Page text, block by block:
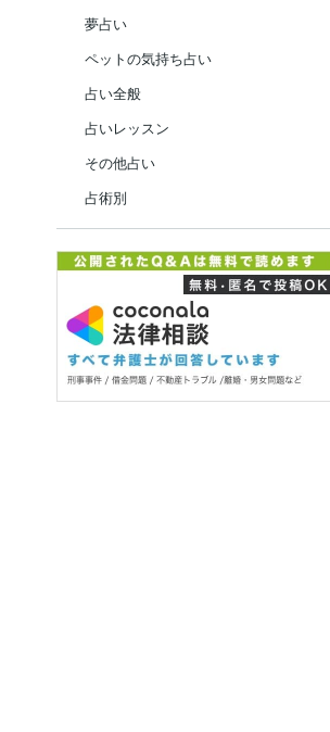
夢占い
ペットの気持ち占い
占い全般
占いレッスン
その他占い
占術別